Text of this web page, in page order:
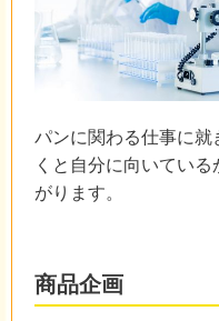
パンに関わる仕事に就
くと自分に向いてい
がります。
商品企画